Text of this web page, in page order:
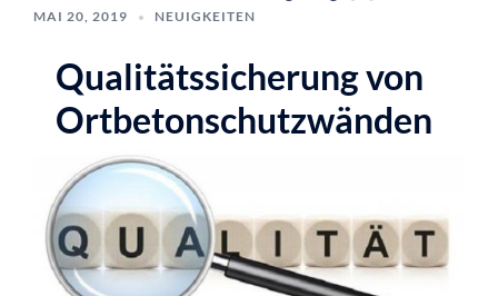
MAI 20, 2019 NEUIGKEITEN
Qualitätssicherung von
Ortbetonschutzwänden